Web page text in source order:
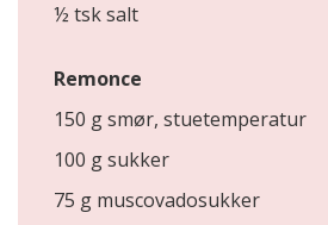
½ tsk salt
Remonce
150 g smør, stuetemperatur
100 g sukker
75 g muscovadosukker